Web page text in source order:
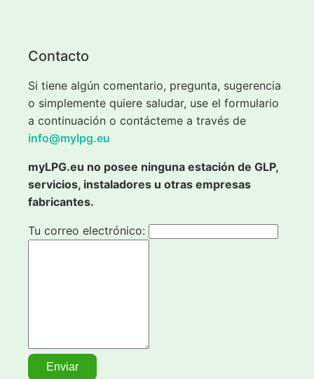
Contacto
Si tiene algún comentario, pregunta, sugerencia
o simplemente quiere saludar, use el formulario
a continuación o contácteme a través de
info@mylpg.eu
myLPG.eu no posee ninguna estación de GLP,
servicios, instaladores u otras empresas
fabricantes.
Tu correo electrónico: